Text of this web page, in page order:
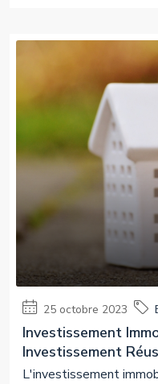
25 octobre 2023
Investissement
Investissement
L'investissement